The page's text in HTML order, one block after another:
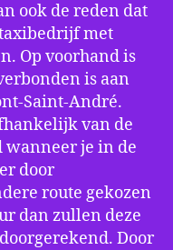
ook de reden dat
met
Op voorhand is
is aan
Saint-André.
van de
je in de
door
route gekozen
dan zullen deze
Door